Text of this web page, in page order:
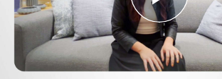
Play
Video